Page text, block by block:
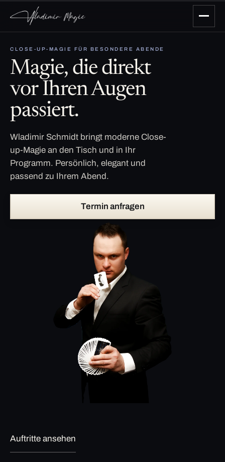
CLOSE-UP-MAGIE FÜR BESONDERE ABENDE
Magie, die direkt
vor Ihren Augen
passiert.
Wladimir Schmidt bringt moderne Close-
up-Magie an den Tisch und in Ihr
Programm. Persönlich, elegant und
passend zu Ihrem Abend.
Termin anfragen
Auftritte ansehen